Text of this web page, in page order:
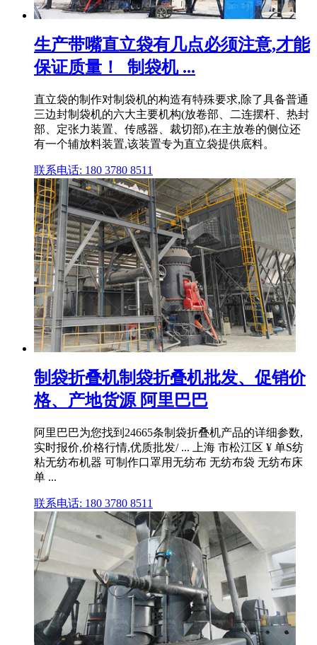
生产带嘴直立袋有几点必须注意,才能
保证质量！_制袋机 ...
直立袋的制作对制袋机的构造有特殊要求,除了具备普通
三边封制袋机的六大主要机构(放卷部、二连摆杆、热封
部、定张力装置、传感器、裁切部),在主放卷的侧位还
有一个辅放料装置,该装置专为直立袋提供底料。
联系电话: 180 3780 8511
制袋折叠机制袋折叠机批发、促销价
格、产地货源 阿里巴巴
阿里巴巴为您找到24665条制袋折叠机产品的详细参数,
实时报价,价格行情,优质批发/ ... 上海 市松江区 ¥ 单S纺
粘无纺布机器 可制作口罩用无纺布 无纺布袋 无纺布床
单 ...
联系电话: 180 3780 8511